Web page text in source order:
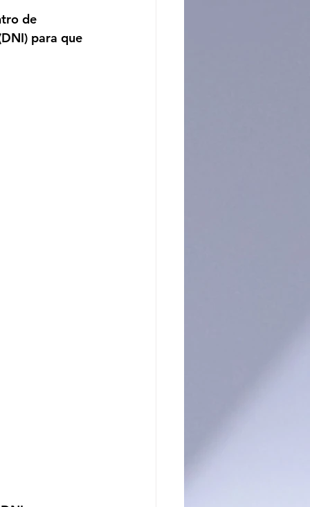
de
para que